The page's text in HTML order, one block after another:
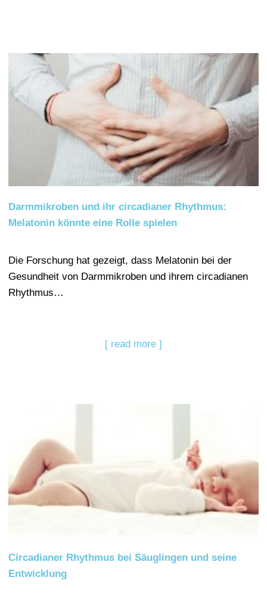
Darmmikroben und ihr circadianer Rhythmus:
Melatonin könnte eine Rolle spielen
Die Forschung hat gezeigt, dass Melatonin bei der
Gesundheit von Darmmikroben und ihrem circadianen
Rhythmus…
[ read more ]
Circadianer Rhythmus bei Säuglingen und seine
Entwicklung